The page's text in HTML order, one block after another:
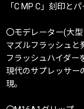
「C MP C」刻印と
〇モデレーター(大
マズルフラッシュと
フラッシュハイダー
現代のサプレッサー
現。